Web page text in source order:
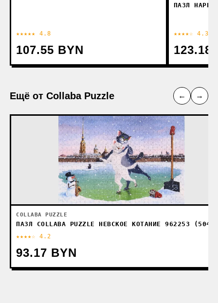
★★★★★ 4.8
107.55 BYN
ПАЗЛ HAPE
★★★★☆ 4.3
123.18
Ещё от Collaba Puzzle ← →
COLLABA PUZZLE
ПАЗЛ COLLABA PUZZLE НЕВСКОЕ КОТАНИЕ 962253 (504
★★★★☆ 4.2
93.17 BYN